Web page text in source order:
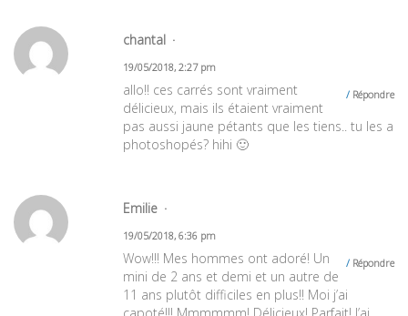
chantal
19/05/2018, 2:27 pm
Répondre
allo!! ces carrés sont vraiment
délicieux, mais ils étaient vraiment
pas aussi jaune pétants que les tiens.. tu les a
photoshopés? hihi 🙂
Emilie
19/05/2018, 6:36 pm
Répondre
Wow!!! Mes hommes ont adoré! Un
mini de 2 ans et demi et un autre de
11 ans plutôt difficiles en plus!! Moi j’ai
capoté!!! Mmmmmm! Délicieux! Parfait! J’ai